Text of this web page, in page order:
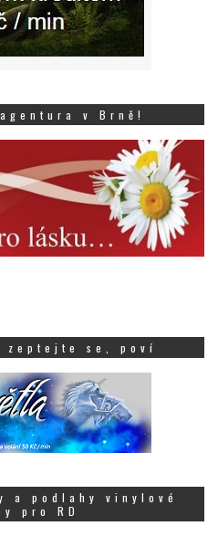
v Brně!
se, poví
a podlahy vinylové
pro RD